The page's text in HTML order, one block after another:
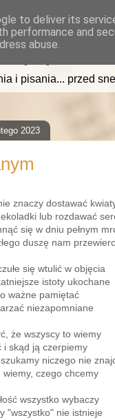
i pisania... przed
2023
znaczy dostawać
lub rozdawać
się w dniu pełnym
duszę nam
się wtulić w objęcia
istoty ukochane
ważne pamiętać
niezapomniane
że wszyscy to wiemy
i skąd ją czerpiemy
niczego nie
wiemy, czego chcemy
wszystko wybaczy
"wszystko" nie istnieje
to deliver its
performance and
abuse.